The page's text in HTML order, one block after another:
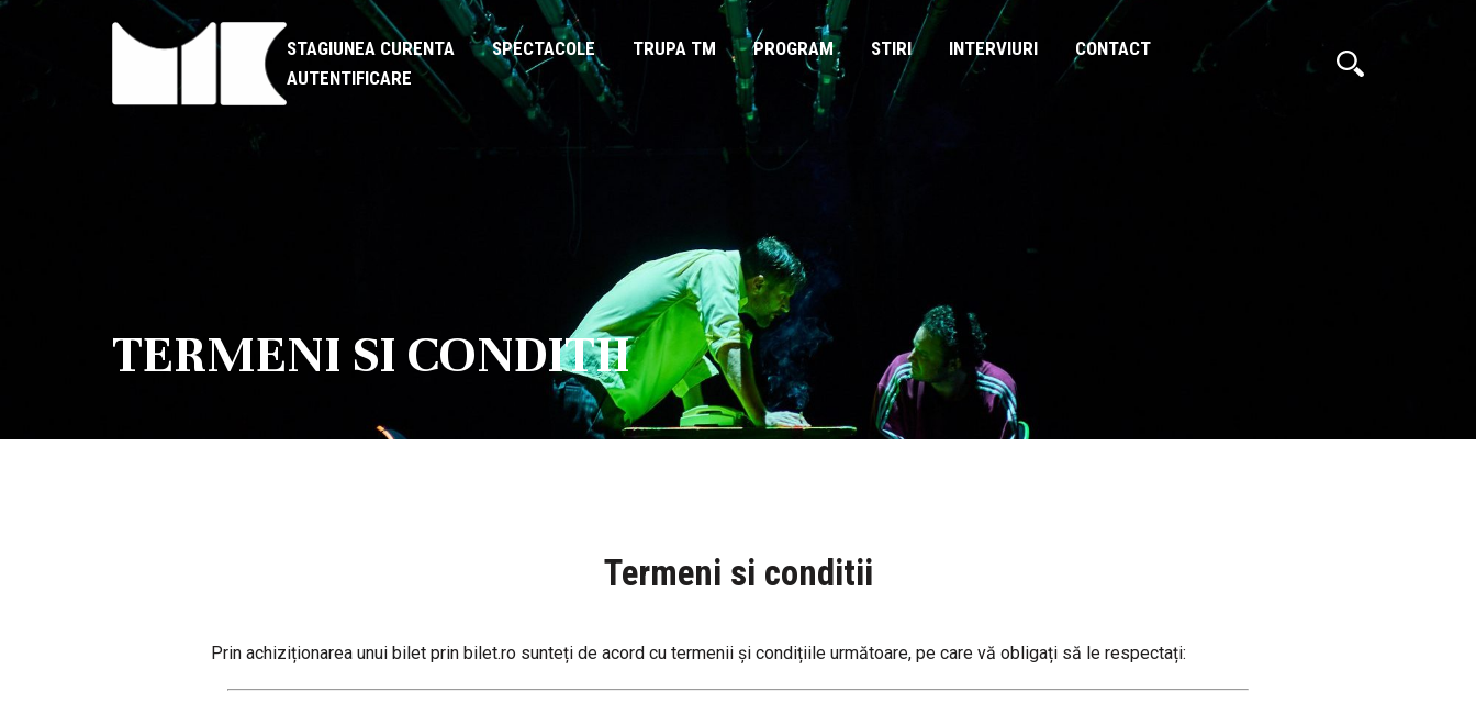
STAGIUNEA CURENTA SPECTACOLE TRUPA TM PROGRAM STIRI INTERVIURI
CONTACT
AUTENTIFICARE
TERMENI SI CONDITII
Termeni si conditii
Prin achiziționarea unui bilet prin bilet.ro sunteți de acord cu termenii și condițiile următoare, pe care vă obligați să le respectați: